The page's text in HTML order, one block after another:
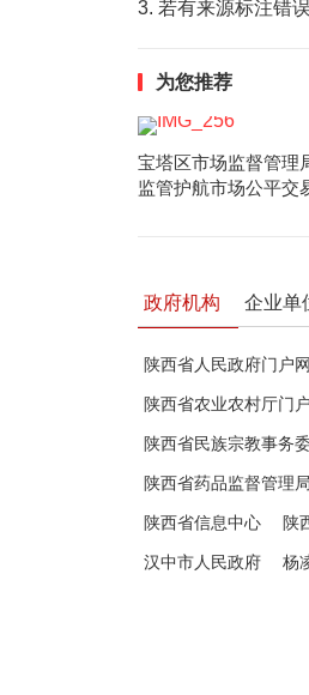
3. 若有来源标注错
为您推荐
宝塔区市场监督管理
监管护航市场公平交
政府机构 企业单
陕西省人民政府门户
陕西省农业农村厅门
陕西省民族宗教事务
陕西省药品监督管理局
陕西省信息中心 陕
汉中市人民政府 杨